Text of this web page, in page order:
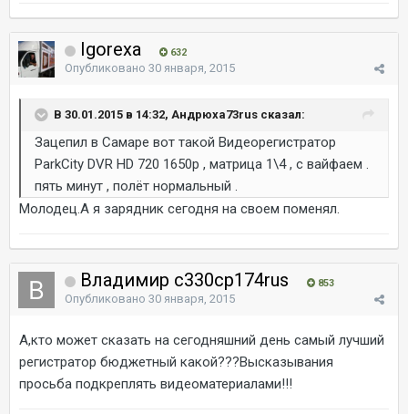
Igorexa 632
Опубликовано 30 января, 2015
В 30.01.2015 в 14:32, Андрюха73rus сказал:
Зацепил в Самаре вот такой Видеорегистратор
ParkCity DVR HD 720 1650р , матрица 1\4 , с вайфаем .
пять минут , полёт нормальный .
Молодец.А я зарядник сегодня на своем поменял.
Владимир c330cp174rus 853
Опубликовано 30 января, 2015
А,кто может сказать на сегодняшний день самый лучший
регистратор бюджетный какой???Высказывания
просьба подкреплять видеоматериалами!!!